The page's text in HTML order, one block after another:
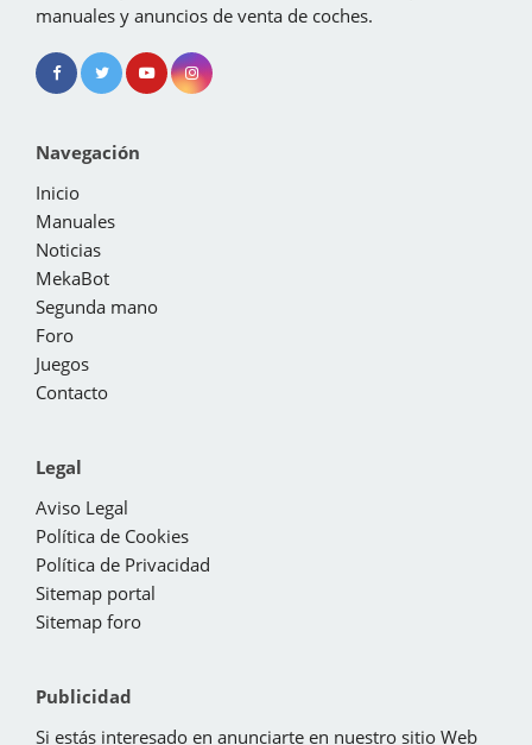
manuales y anuncios de venta de coches.
Navegación
Inicio
Manuales
Noticias
MekaBot
Segunda mano
Foro
Juegos
Contacto
Legal
Aviso Legal
Política de Cookies
Política de Privacidad
Sitemap portal
Sitemap foro
Publicidad
Si estás interesado en anunciarte en nuestro sitio Web